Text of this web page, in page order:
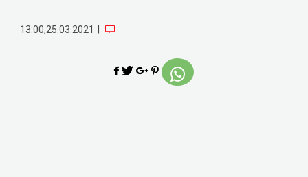
13:00,25.03.2021